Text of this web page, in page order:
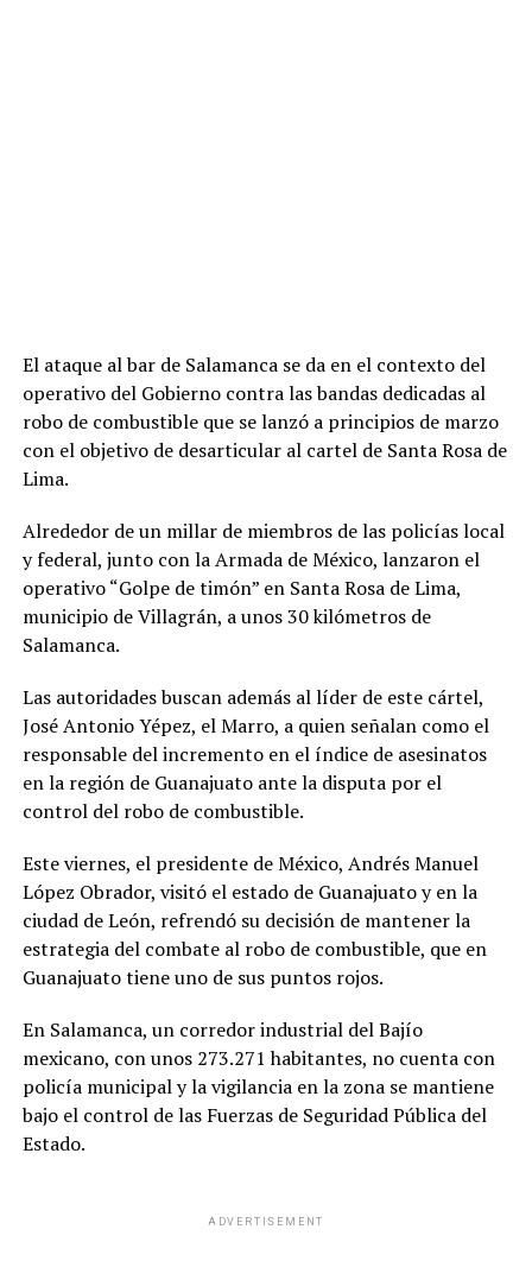
El ataque al bar de Salamanca se da en el contexto del
operativo del Gobierno contra las bandas dedicadas al
robo de combustible que se lanzó a principios de marzo
con el objetivo de desarticular al cartel de Santa Rosa de
Lima.
Alrededor de un millar de miembros de las policías local
y federal, junto con la Armada de México, lanzaron el
operativo “Golpe de timón” en Santa Rosa de Lima,
municipio de Villagrán, a unos 30 kilómetros de
Salamanca.
Las autoridades buscan además al líder de este cártel,
José Antonio Yépez, el Marro, a quien señalan como el
responsable del incremento en el índice de asesinatos
en la región de Guanajuato ante la disputa por el
control del robo de combustible.
Este viernes, el presidente de México, Andrés Manuel
López Obrador, visitó el estado de Guanajuato y en la
ciudad de León, refrendó su decisión de mantener la
estrategia del combate al robo de combustible, que en
Guanajuato tiene uno de sus puntos rojos.
En Salamanca, un corredor industrial del Bajío
mexicano, con unos 273.271 habitantes, no cuenta con
policía municipal y la vigilancia en la zona se mantiene
bajo el control de las Fuerzas de Seguridad Pública del
Estado.
ADVERTISEMENT